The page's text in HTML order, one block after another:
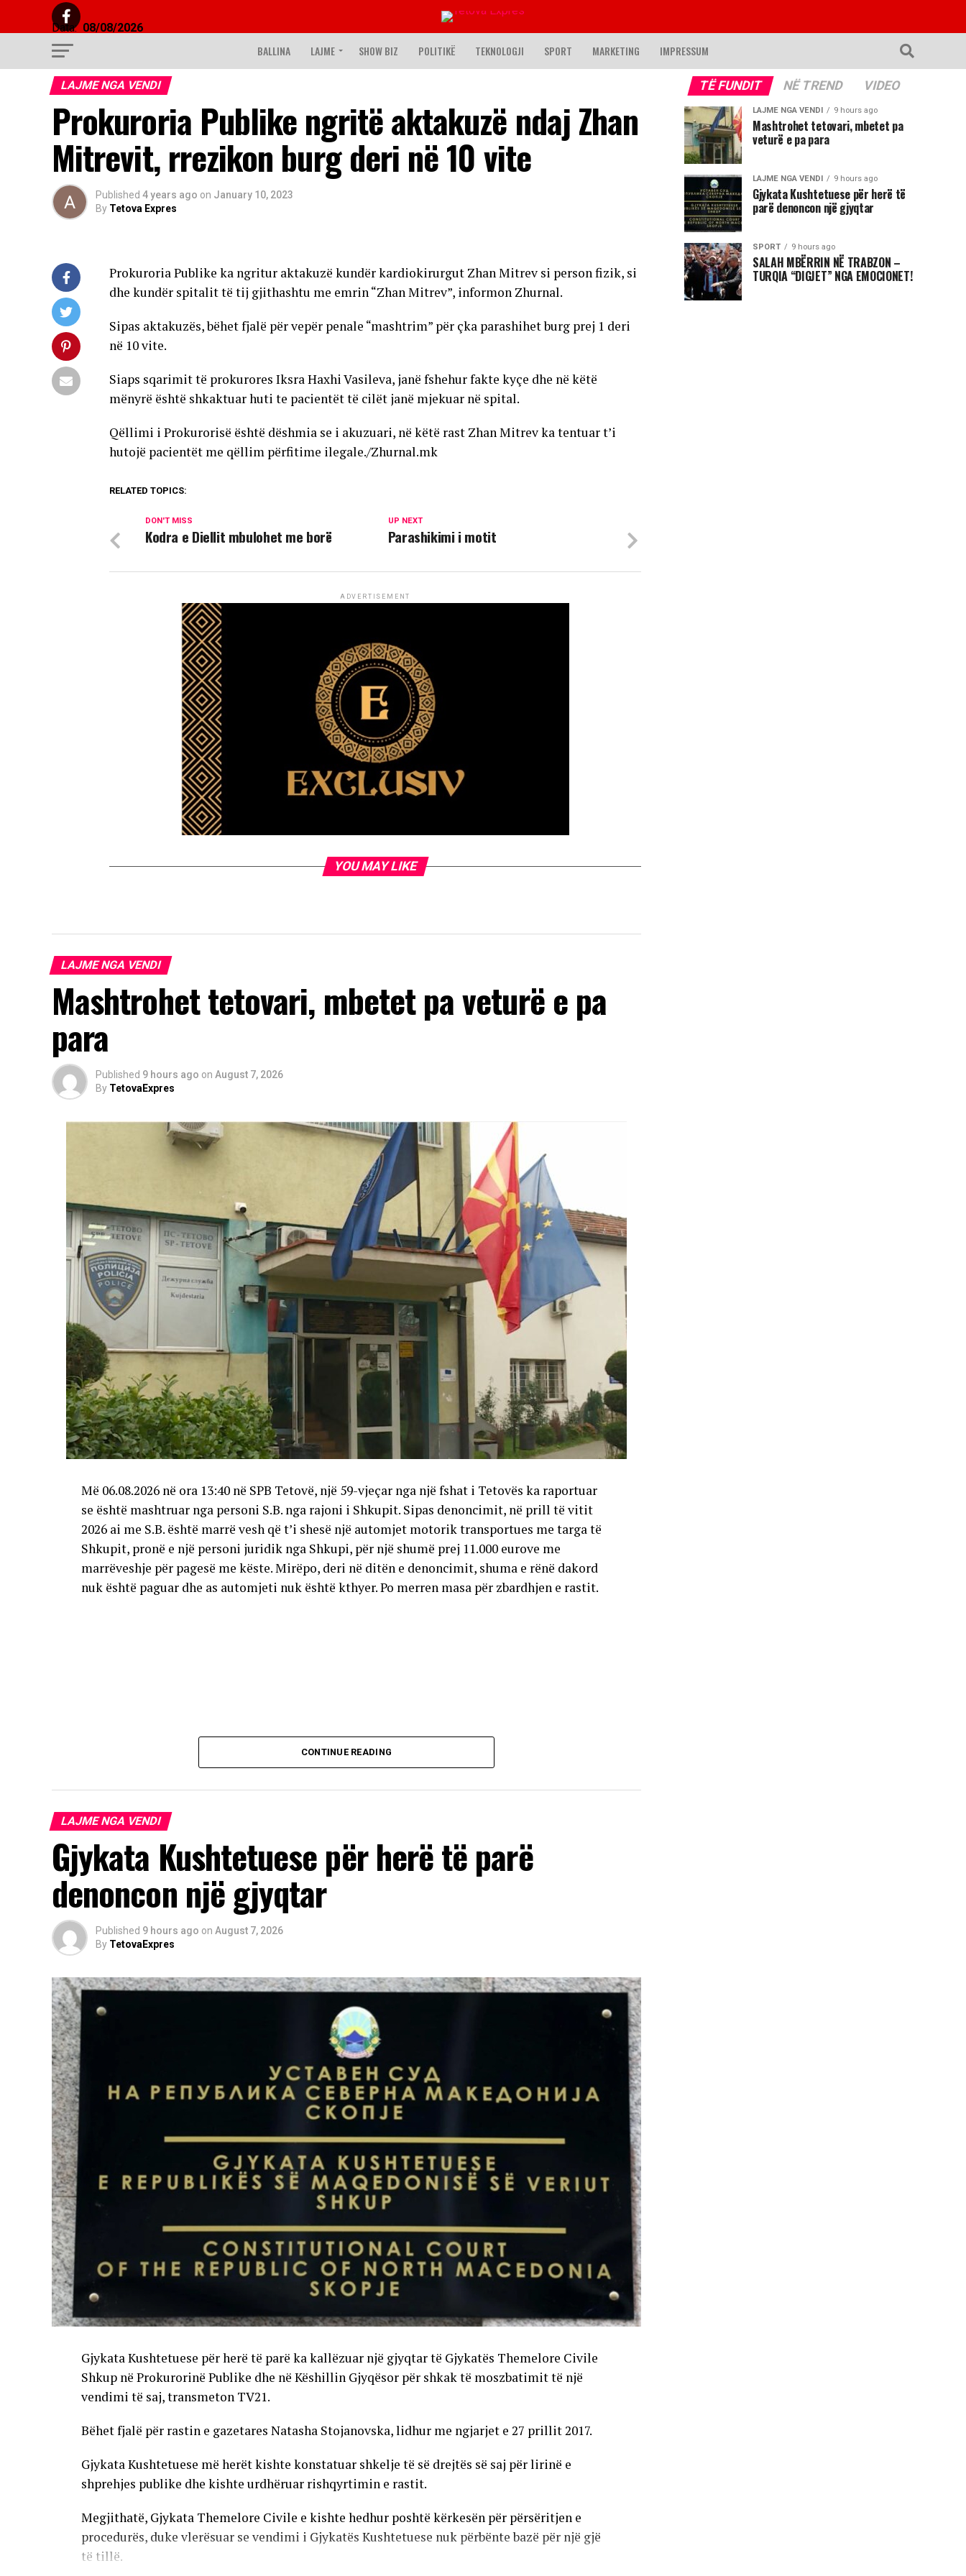
Data: 08/08/2026
BALLINA LAJME SHOW BIZ POLITIKË TEKNOLOGJI SPORT MARKETING IMPRESSUM
LAJME NGA VENDI
Prokuroria Publike ngritë aktakuzë ndaj Zhan
Mitrevit, rrezikon burg deri në 10 vite
Published 4 years ago on January 10, 2023
By Tetova Expres
Prokuroria Publike ka ngritur aktakuzë kundër kardiokirurgut Zhan Mitrev si person fizik, si
dhe kundër spitalit të tij gjithashtu me emrin “Zhan Mitrev”, informon Zhurnal.
Sipas aktakuzës, bëhet fjalë për vepër penale “mashtrim” për çka parashihet burg prej 1 deri
në 10 vite.
Siaps sqarimit të prokurores Iksra Haxhi Vasileva, janë fshehur fakte kyçe dhe në këtë
mënyrë është shkaktuar huti te pacientët të cilët janë mjekuar në spital.
Qëllimi i Prokurorisë është dëshmia se i akuzuari, në këtë rast Zhan Mitrev ka tentuar t’i
hutojë pacientët me qëllim përfitime ilegale./Zhurnal.mk
RELATED TOPICS:
UP NEXT
Parashikimi i motit
DON'T MISS
Kodra e Diellit mbulohet me borë
ADVERTISEMENT
YOU MAY LIKE
LAJME NGA VENDI
Mashtrohet tetovari, mbetet pa veturë e pa
para
Published 9 hours ago on August 7, 2026
By TetovaExpres
Më 06.08.2026 në ora 13:40 në SPB Tetovë, një 59-vjeçar nga një fshat i Tetovës ka raportuar
se është mashtruar nga personi S.B. nga rajoni i Shkupit. Sipas denoncimit, në prill të vitit
2026 ai me S.B. është marrë vesh që t’i shesë një automjet motorik transportues me targa të
Shkupit, pronë e një personi juridik nga Shkupi, për një shumë prej 11.000 eurove me
marrëveshje për pagesë me këste. Mirëpo, deri në ditën e denoncimit, shuma e rënë dakord
nuk është paguar dhe as automjeti nuk është kthyer. Po merren masa për zbardhjen e rastit.
CONTINUE READING
LAJME NGA VENDI
Gjykata Kushtetuese për herë të parë
denoncon një gjyqtar
Published 9 hours ago on August 7, 2026
By TetovaExpres
Gjykata Kushtetuese për herë të parë ka kallëzuar një gjyqtar të Gjykatës Themelore Civile
Shkup në Prokurorinë Publike dhe në Këshillin Gjyqësor për shkak të moszbatimit të një
vendimi të saj, transmeton TV21.
Bëhet fjalë për rastin e gazetares Natasha Stojanovska, lidhur me ngjarjet e 27 prillit 2017.
Gjykata Kushtetuese më herët kishte konstatuar shkelje të së drejtës së saj për lirinë e
shprehjes publike dhe kishte urdhëruar rishqyrtimin e rastit.
Megjithatë, Gjykata Themelore Civile e kishte hedhur poshtë kërkesën për përsëritjen e
procedurës, duke vlerësuar se vendimi i Gjykatës Kushtetuese nuk përbënte bazë për një gjë
të tillë.
TË FUNDIT NË TREND VIDEO
LAJME NGA VENDI 9 hours ago
Mashtrohet tetovari, mbetet pa
veturë e pa para
LAJME NGA VENDI 9 hours ago
Gjykata Kushtetuese për herë të
parë denoncon një gjyqtar
SPORT 9 hours ago
SALAH MBËRRIN NË TRABZON –
TURQIA “DIGJET” NGA EMOCIONET!